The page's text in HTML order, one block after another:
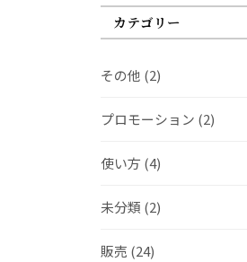
カテゴリー
その他 (2)
プロモーション (2)
使い方 (4)
未分類 (2)
販売 (24)